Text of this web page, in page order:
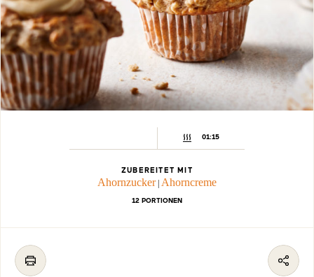
01:15
ZUBEREITET MIT
Ahornzucker| Ahorncreme
12 PORTIONEN